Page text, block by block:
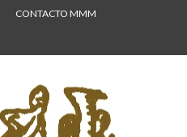
CONTACTO MMM